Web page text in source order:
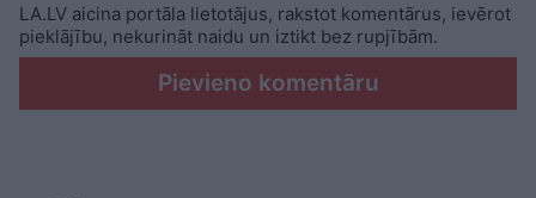
LA.LV aicina portāla lietotājus, rakstot komentārus, ievērot
pieklājību, nekurināt naidu un iztikt bez rupjībām.
Pievieno komentāru